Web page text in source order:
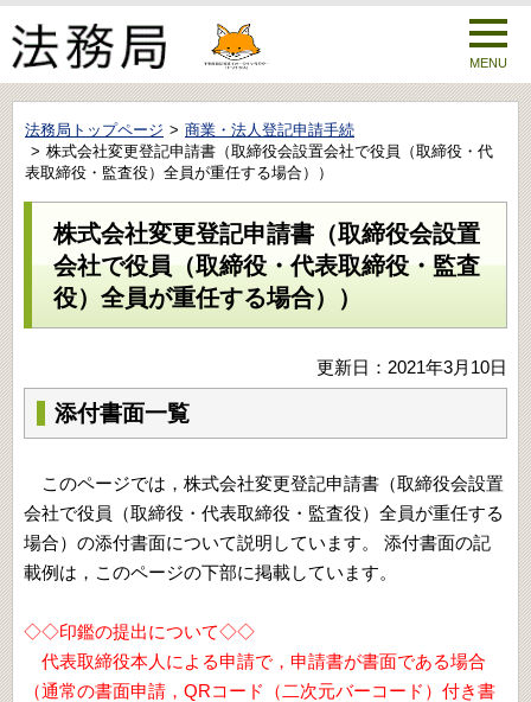
MENU
法務局トップページ
商業・法人登記申請手続
株式会社変更登記申請書（取締役会設置会社で役員（取締役・代
表取締役・監査役）全員が重任する場合））
株式会社変更登記申請書（取締役会設置
会社で役員（取締役・代表取締役・監査
役）全員が重任する場合））
更新日：2021年3月10日
添付書面一覧
このページでは，株式会社変更登記申請書（取締役会設置
会社で役員（取締役・代表取締役・監査役）全員が重任する
場合）の添付書面について説明しています。 添付書面の記
載例は，このページの下部に掲載しています。
◇◇印鑑の提出について◇◇
代表取締役本人による申請で，申請書が書面である場合
（通常の書面申請，QRコード（二次元バーコード）付き書